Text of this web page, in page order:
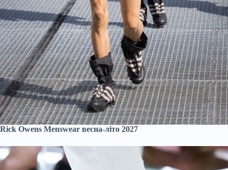
Rick Owens Menswear весна-літо 2027